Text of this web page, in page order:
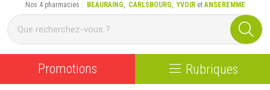
Nos 4 pharmacies : BEAURAING, CARLSBOURG,YVOIRetANSEREMME
Promotions Rubriques